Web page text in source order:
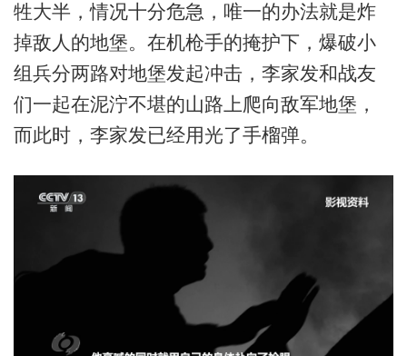
牲大半，情况十分危急，唯一的办法就是炸
掉敌人的地堡。在机枪手的掩护下，爆破小
组兵分两路对地堡发起冲击，李家发和战友
们一起在泥泞不堪的山路上爬向敌军地堡，
而此时，李家发已经用光了手榴弹。